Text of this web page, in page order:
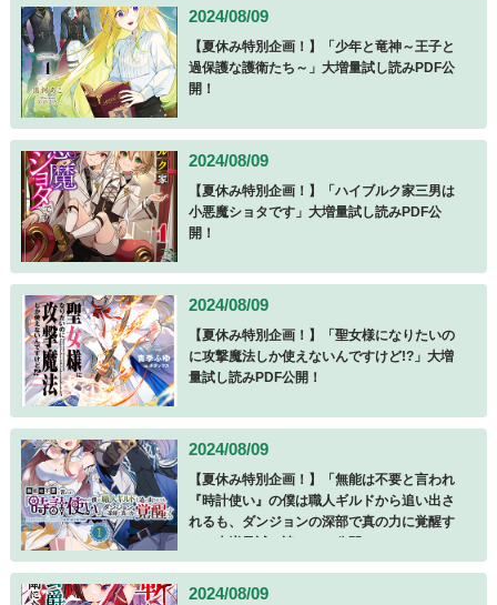
2024/08/09
【夏休み特別企画！】「少年と竜神～王子と
過保護な護衛たち～」大増量試し読みPDF公
開！
2024/08/09
【夏休み特別企画！】「ハイブルク家三男は
小悪魔ショタです」大増量試し読みPDF公
開！
2024/08/09
【夏休み特別企画！】「聖女様になりたいの
に攻撃魔法しか使えないんですけど!?」大増
量試し読みPDF公開！
2024/08/09
【夏休み特別企画！】「無能は不要と言われ
『時計使い』の僕は職人ギルドから追い出さ
れるも、ダンジョンの深部で真の力に覚醒す
2024/08/09